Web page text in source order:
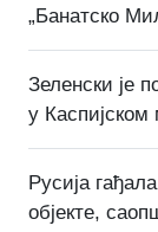
„Банатско
Зеленски је
у
Русија
објекте,